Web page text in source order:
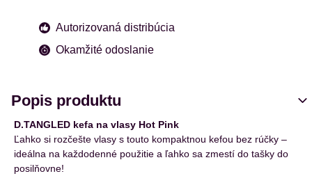
Autorizovaná distribúcia
Okamžité odoslanie
Popis produktu
D.TANGLED kefa na vlasy Hot Pink
Ľahko si rozčešte vlasy s touto kompaktnou kefou bez rúčky –
ideálna na každodenné použitie a ľahko sa zmestí do tašky do
posilňovne!